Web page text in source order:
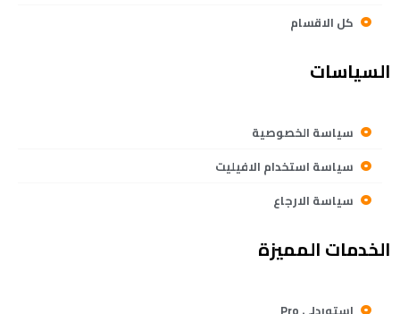
كل الاقسام
السياسات
سياسة الخصوصية
سياسة استخدام الافيليت
سياسة الارجاع
الخدمات المميزة